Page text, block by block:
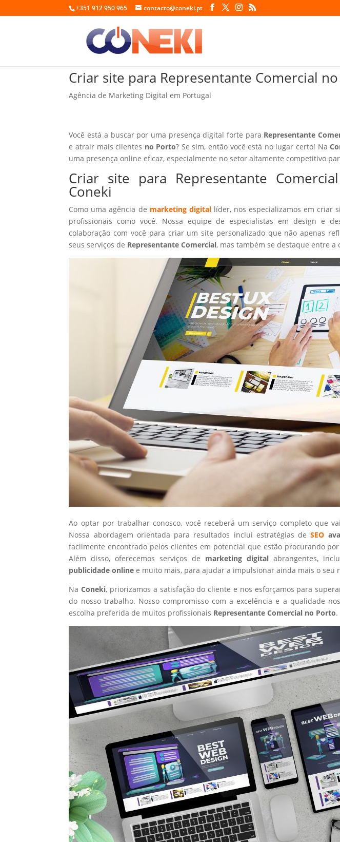
+351 912 950 965 contacto@coneki.pt
Criar site para Representante Comercial
Agência de Marketing Digital em Portugal
Você está a buscar por uma presença digital forte para Representante
e atrair mais clientes no Porto? Se sim, então você está no lugar certo! Na
uma presença online eficaz, especialmente no setor altamente competitivo
Criar site para Representante
Coneki
Como uma agência de marketing digitallíder, nos especializamos em criar
profissionais como você. Nossa equipe de especialistas em design e
colaboração com você para criar um site personalizado que não apenas
seus serviços de Representante Comercial, mas também se destaque entre a
Ao optar por trabalhar conosco, você receberá um serviço completo que
Nossa abordagem orientada para resultados inclui estratégias deSEO
facilmente encontrado pelos clientes em potencial que estão procurando
Além disso, oferecemos serviços de marketing digitalabrangentes,
publicidade online e muito mais, para ajudar a impulsionar ainda mais o seu
NaConeki, priorizamos a satisfação do cliente e nos esforçamos para
do nosso trabalho. Nosso compromisso com a excelência e a qualidade
escolha preferida de muitos profissionais Representante Comercial no Porto.